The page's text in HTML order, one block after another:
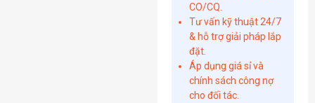
CO/CQ.
Tư vấn kỹ thuật 24/7
& hỗ trợ giải pháp lắp
đặt.
Áp dụng giá sỉ và
chính sách công nợ
cho đối tác.